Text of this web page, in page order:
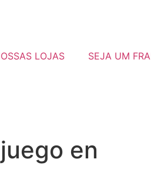
LOJAS SEJA UM
en